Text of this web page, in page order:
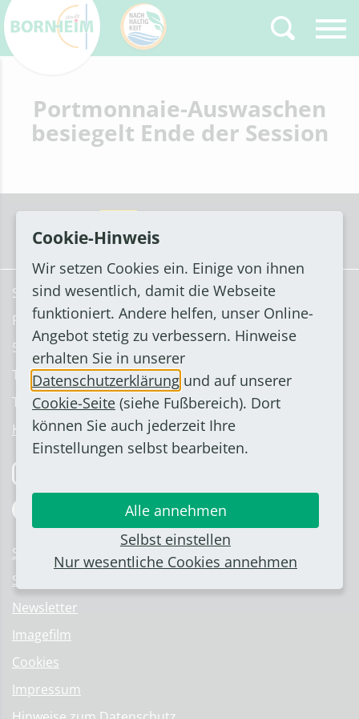
Zurück
Type 2 or more
characters for results.
Portmonnaie-Auswaschen
besiegelt Ende der Session
Stadt Bornheim
Rathausstraße 2
53332 Bornheim
Telefon: 02222 945-0
Telefax: 02222 945-126
Kontakt & Ansprechpartner
Folge uns auf Facebook
Stellenangebote
Serviceportal
Newsletter
Imagefilm
Cookies
Impressum
Cookie-Hinweis
Wir setzen Cookies ein. Einige von ihnen
sind wesentlich, damit die Webseite
funktioniert. Andere helfen, unser Online-
Angebot stetig zu verbessern. Hinweise
erhalten Sie in unserer
Datenschutzerklärung und auf unserer
Cookie-Seite (siehe Fußbereich). Dort
können Sie auch jederzeit Ihre
Einstellungen selbst bearbeiten.
Alle annehmen
Selbst einstellen
Nur wesentliche Cookies annehmen